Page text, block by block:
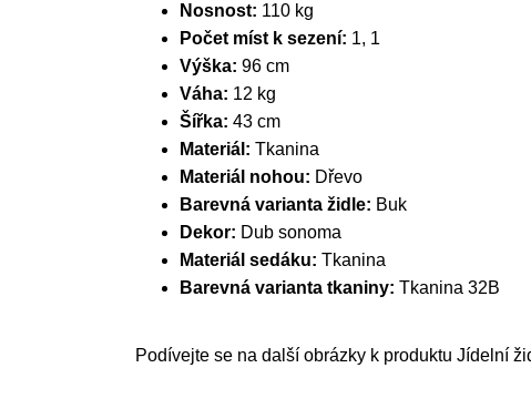
Nosnost: 110 kg
Počet míst k sezení: 1, 1
Výška: 96 cm
Váha: 12 kg
Šířka: 43 cm
Materiál: Tkanina
Materiál nohou: Dřevo
Barevná varianta židle: Buk
Dekor: Dub sonoma
Materiál sedáku: Tkanina
Barevná varianta tkaniny: Tkanina 32B
Podívejte se na další obrázky k produktu Jídelní